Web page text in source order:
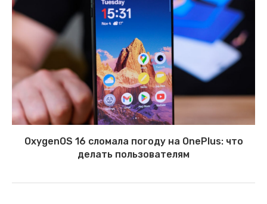
OxygenOS 16 сломала погоду на OnePlus: что
делать пользователям